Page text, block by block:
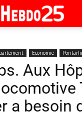
Economie
Aux
a besoin